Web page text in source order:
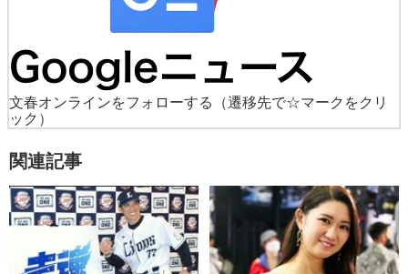
文春オンラインをフォローする
（遷移先で☆マークをクリ
ック）
関連記事